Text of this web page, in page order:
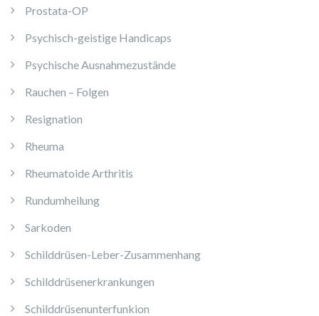
Prostata-OP
Psychisch-geistige Handicaps
Psychische Ausnahmezustände
Rauchen – Folgen
Resignation
Rheuma
Rheumatoide Arthritis
Rundumheilung
Sarkoden
Schilddrüsen-Leber-Zusammenhang
Schilddrüsenerkrankungen
Schilddrüsenunterfunkion